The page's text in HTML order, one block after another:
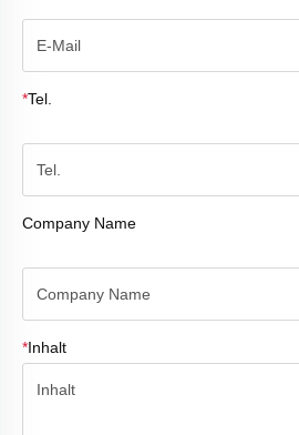
*Tel.
Company Name
*Inhalt